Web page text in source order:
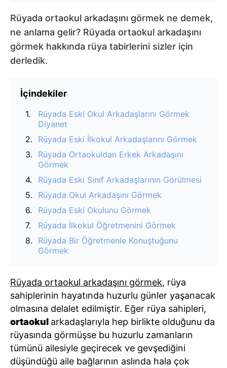
Rüyada ortaokul arkadaşını görmek ne demek,
ne anlama gelir? Rüyada ortaokul arkadaşını
görmek hakkında rüya tabirlerini sizler için
derledik.
İçindekiler
Rüyada Eski Okul Arkadaşlarını Görmek
Diyanet
Rüyada Eski İlkokul Arkadaşlarını Görmek
Rüyada Ortaokuldan Erkek Arkadaşını
Görmek
Rüyada Eski Sınıf Arkadaşlarının Görülmesi
Rüyada Okul Arkadaşını Görmek
Rüyada Eski Okulunu Görmek
Rüyada İlkokul Öğretmenini Görmek
Rüyada Bir Öğretmenle Konuştuğunu
Görmek
Rüyada ortaokul arkadaşını görmek, rüya
sahiplerinin hayatında huzurlu günler yaşanacak
olmasına delalet edilmiştir. Eğer rüya sahipleri,
ortaokul arkadaşlarıyla hep birlikte olduğunu da
rüyasında görmüşse bu huzurlu zamanların
tümünü ailesiyle geçirecek ve gevşediğini
düşündüğü aile bağlarının aslında hala çok